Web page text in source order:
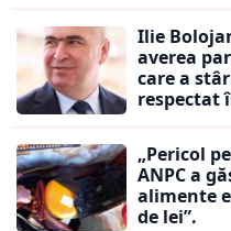
Ilie
averea
care a
respectat
„Pericol
ANPC a
alimente
de lei”.